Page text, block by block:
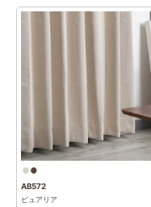
AB572
ピュアリア